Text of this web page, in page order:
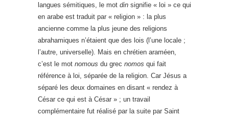
langues sémitiques, le mot din signifie « loi » ce qui
en arabe est traduit par « religion » : la plus
ancienne comme la plus jeune des religions
abrahamiques n’étaient que des lois (l’une locale ;
l’autre, universelle). Mais en chrétien araméen,
c’est le mot nomous du grec nomos qui fait
référence à loi, séparée de la religion. Car Jésus a
séparé les deux domaines en disant « rendez à
César ce qui est à César » ; un travail
complémentaire fut réalisé par la suite par Saint